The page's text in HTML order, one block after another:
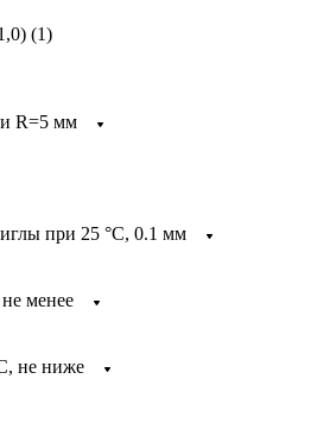
(1)
R=5 мм
при 25 °C, 0.1 мм
менее
не ниже